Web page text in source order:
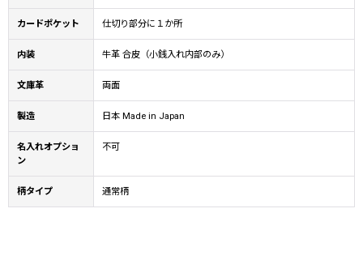
カードポケット 仕切り部分に１か所
内装 牛革 合皮（小銭入れ内部のみ）
文庫革 両面
製造 日本 Made in Japan
名入れオプショ
ン
不可
柄タイプ 通常柄